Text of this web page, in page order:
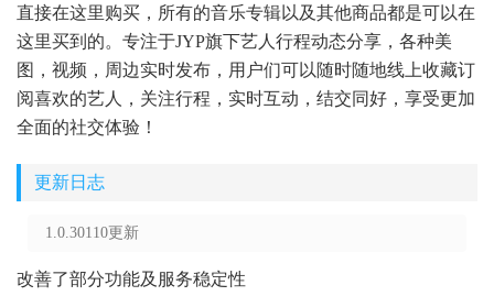
直接在这里购买，所有的音乐专辑以及其他商品都是可以在
这里买到的。专注于JYP旗下艺人行程动态分享，各种美
图，视频，周边实时发布，用户们可以随时随地线上收藏订
阅喜欢的艺人，关注行程，实时互动，结交同好，享受更加
全面的社交体验！
更新日志
1.0.30110更新
改善了部分功能及服务稳定性